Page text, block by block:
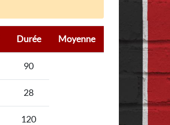
Durée Moyenne
90
28
120